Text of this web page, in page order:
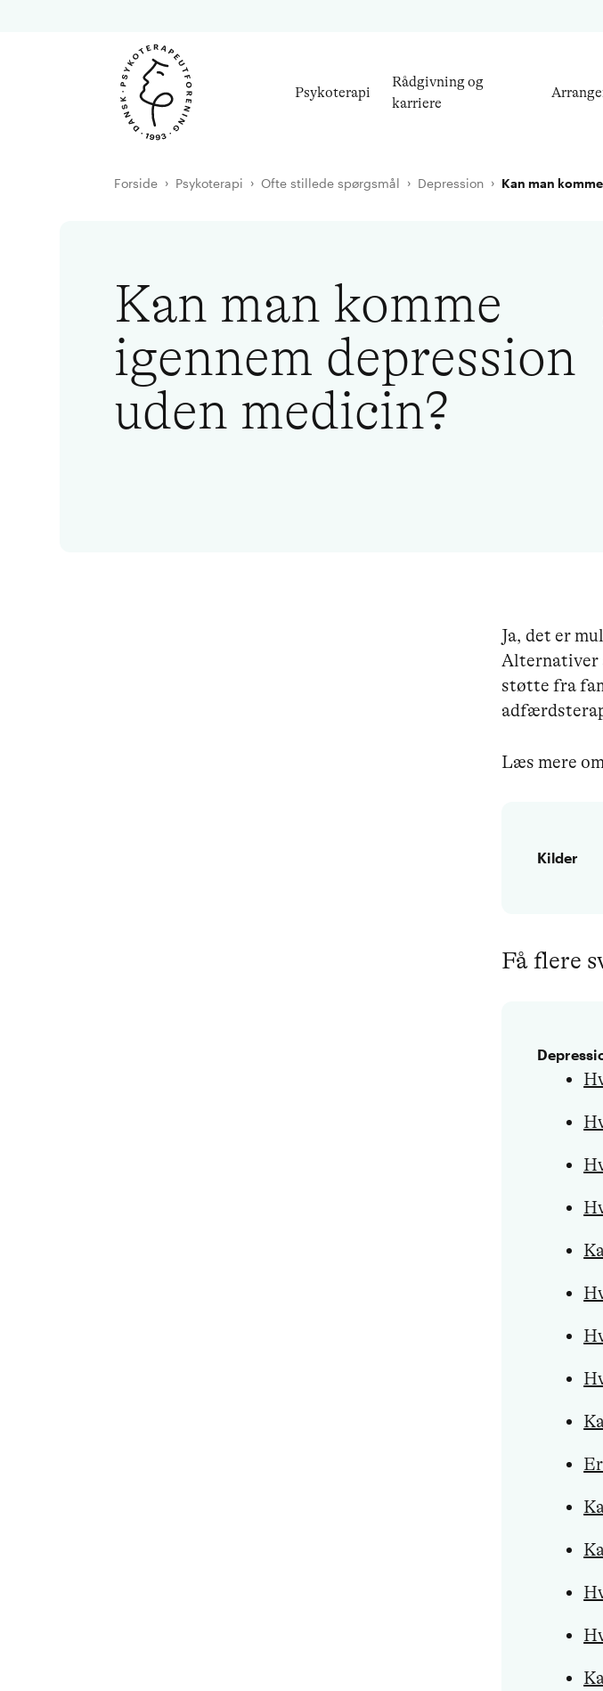
Psykoterapi
Rådgivning og
karriere
Forside Psykoterapi Ofte stillede spørgsmål Depression Kan man
Kan man komme
igennem depression
uden medicin?
Ja, det er
Alternativer
støtte fra
Læs mere
Kilder
Få flere